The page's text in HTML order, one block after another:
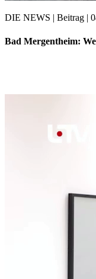
DIE NEWS | Beitrag |
Bad Mergentheim: